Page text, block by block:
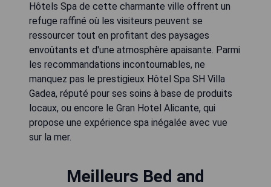
Hôtels Spa de cette charmante ville offrent un
refuge raffiné où les visiteurs peuvent se
ressourcer tout en profitant des paysages
envoûtants et d'une atmosphère apaisante. Parmi
les recommandations incontournables, ne
manquez pas le prestigieux Hôtel Spa SH Villa
Gadea, réputé pour ses soins à base de produits
locaux, ou encore le Gran Hotel Alicante, qui
propose une expérience spa inégalée avec vue
sur la mer.
Meilleurs Bed and